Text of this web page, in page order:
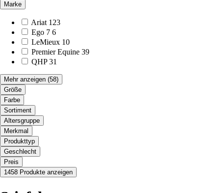
Marke
Ariat 123
Ego 7 6
LeMieux 10
Premier Equine 39
QHP 31
Mehr anzeigen (58)
Größe
Farbe
Sortiment
Altersgruppe
Merkmal
Produkttyp
Geschlecht
Preis
1458 Produkte anzeigen